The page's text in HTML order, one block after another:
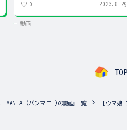
0 2023.8.29
動画
MANIA!(バンマニ!)の動画一覧 【ウマ娘